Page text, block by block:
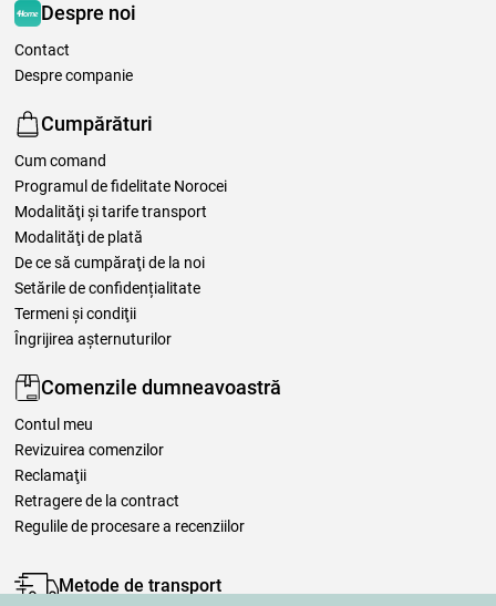
Despre noi
Contact
Despre companie
Cumpărături
Cum comand
Programul de fidelitate Norocei
Modalităţi şi tarife transport
Modalităţi de plată
De ce să cumpăraţi de la noi
Setările de confidențialitate
Termeni şi condiţii
Îngrijirea așternuturilor
Comenzile dumneavoastră
Contul meu
Revizuirea comenzilor
Reclamaţii
Retragere de la contract
Regulile de procesare a recenziilor
Metode de transport